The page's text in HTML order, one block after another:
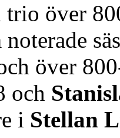
trio över
noterade
över
och
i Stellan